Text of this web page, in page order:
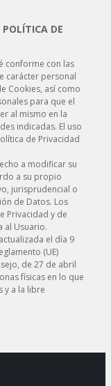
DE
conforme con las
carácter personal
Cookies, así como
para que el
al mismo en la
indicadas. El uso
de Privacidad
a modificar su
a su propio
jurisprudencial o
de Datos. Los
Privacidad y de
al Usuario.
el día 9
(UE)
de 27 de abril
físicas en lo que
y a la libre